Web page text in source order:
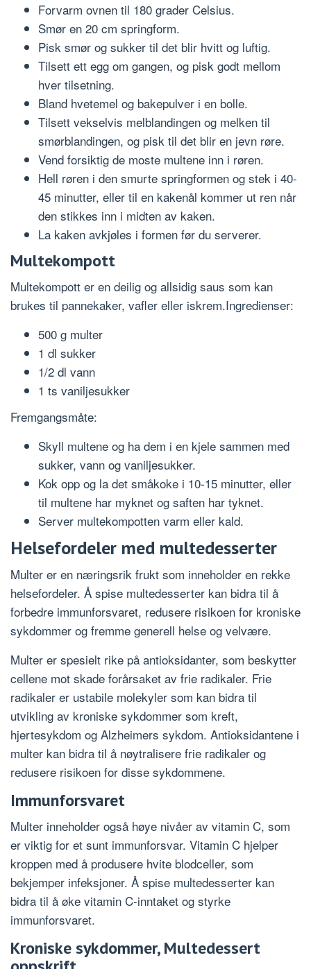
Forvarm ovnen til 180 grader Celsius.
Smør en 20 cm springform.
Pisk smør og sukker til det blir hvitt og luftig.
Tilsett ett egg om gangen, og pisk godt mellom
hver tilsetning.
Bland hvetemel og bakepulver i en bolle.
Tilsett vekselvis melblandingen og melken til
smørblandingen, og pisk til det blir en jevn røre.
Vend forsiktig de moste multene inn i røren.
Hell røren i den smurte springformen og stek i 40-
45 minutter, eller til en kakenål kommer ut ren når
den stikkes inn i midten av kaken.
La kaken avkjøles i formen før du serverer.
Multekompott
Multekompott er en deilig og allsidig saus som kan
brukes til pannekaker, vafler eller iskrem.Ingredienser:
500 g multer
1 dl sukker
1/2 dl vann
1 ts vaniljesukker
Fremgangsmåte:
Skyll multene og ha dem i en kjele sammen med
sukker, vann og vaniljesukker.
Kok opp og la det småkoke i 10-15 minutter, eller
til multene har myknet og saften har tyknet.
Server multekompotten varm eller kald.
Helsefordeler med multedesserter
Multer er en næringsrik frukt som inneholder en rekke
helsefordeler. Å spise multedesserter kan bidra til å
forbedre immunforsvaret, redusere risikoen for kroniske
sykdommer og fremme generell helse og velvære.
Multer er spesielt rike på antioksidanter, som beskytter
cellene mot skade forårsaket av frie radikaler. Frie
radikaler er ustabile molekyler som kan bidra til
utvikling av kroniske sykdommer som kreft,
hjertesykdom og Alzheimers sykdom. Antioksidantene i
multer kan bidra til å nøytralisere frie radikaler og
redusere risikoen for disse sykdommene.
Immunforsvaret
Multer inneholder også høye nivåer av vitamin C, som
er viktig for et sunt immunforsvar. Vitamin C hjelper
kroppen med å produsere hvite blodceller, som
bekjemper infeksjoner. Å spise multedesserter kan
bidra til å øke vitamin C-inntaket og styrke
immunforsvaret.
Kroniske sykdommer, Multedessert